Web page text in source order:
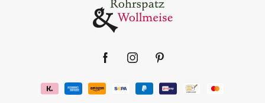
Facebook
InstagramPinterest